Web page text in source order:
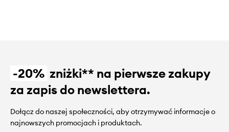
-20% zniżki** na pierwsze zakupy
za zapis do newslettera.
Dołącz do naszej społeczności, aby otrzymywać informacje o
najnowszych promocjach i produktach.